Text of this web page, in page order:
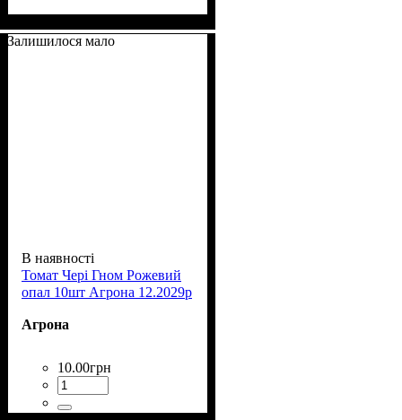
Залишилося мало
В наявності
Томат Чері Гном Рожевий
опал 10шт Агрона 12.2029р
Агрона
10.00грн